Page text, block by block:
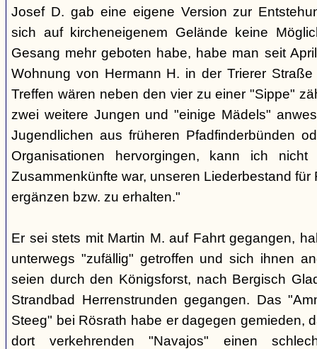
Josef D. gab eine eigene Version zur
sich auf kircheneigenem Gelände keine
Gesang mehr geboten habe, habe man seit
Wohnung von Hermann H. in der Trierer
Treffen wären neben den vier zu einer "Sippe"
zwei weitere Jungen und "einige Mädels"
Jugendlichen aus früheren Pfadfinderbünden
Organisationen hervorgingen, kann ich
Zusammenkünfte war, unseren Liederbestand
ergänzen bzw. zu erhalten."
Er sei stets mit Martin M. auf Fahrt gegangen,
unterwegs "zufällig" getroffen und sich ihnen
seien durch den Königsforst, nach Bergisch
Strandbad Herrenstrunden gegangen. Das
Steeg" bei Rösrath habe er dagegen gemieden,
dort verkehrenden "Navajos" einen